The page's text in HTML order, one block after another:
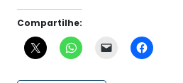
Compartilhe: